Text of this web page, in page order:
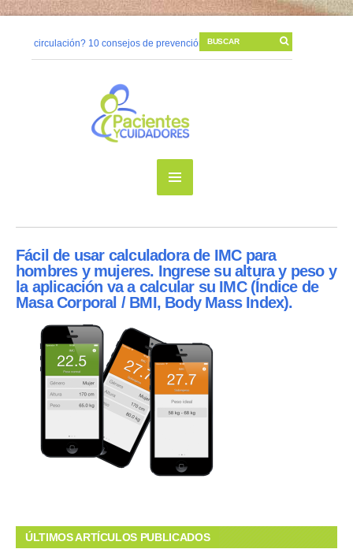
circulación? 10 consejos de prevención 06/11/2014 |Cambios
prevenir una úlcera por presión?
10/05/2014 |La higiene de
Fácil de usar calculadora de IMC para
hombres y mujeres. Ingrese su altura y peso y
la aplicación va a calcular su IMC (Índice de
Masa Corporal / BMI, Body Mass Index).
ÚLTIMOS ARTÍCULOS PUBLICADOS